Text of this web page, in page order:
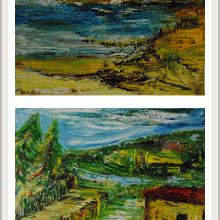
Belgique, Lux. et Canada
Fédérations spirites
Médias spirites
@